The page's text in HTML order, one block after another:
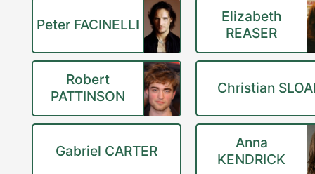
Peter FACINELLI
Elizabeth
REASER
Robert
PATTINSON
Christian
Gabriel CARTER
Anna
KENDRICK